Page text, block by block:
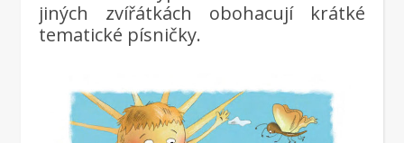
jiných zvířátkách obohacují krátké
tematické písničky.